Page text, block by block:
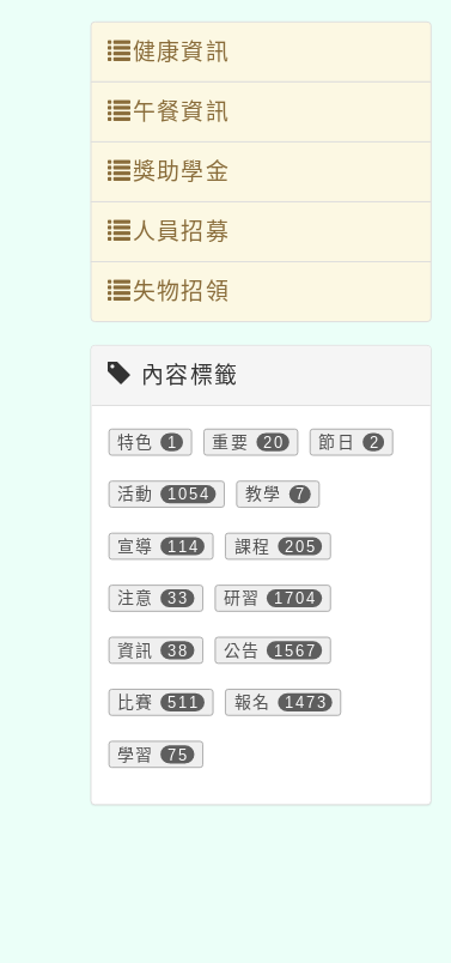
健康資訊
午餐資訊
獎助學金
人員招募
失物招領
內容標籤
特色 1 重要 20 節日 2
活動 1054 教學 7
宣導 114 課程 205
注意 33 研習 1704
資訊 38 公告 1567
比賽 511 報名 1473
學習 75